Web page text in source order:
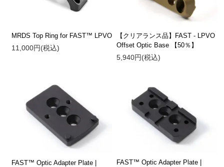
MRDS Top Ring for FAST™ LPVO
11,000円(税込)
【クリアランス品】FAST - LPVO
Offset Optic Base 【50％】
5,940円(税込)
FAST™ Optic Adapter Plate |
FAST™ Optic Adapter Plate |